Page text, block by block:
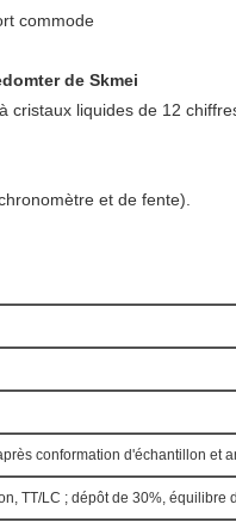
commode
de Skmei
cristaux liquides de 12
et de fente).
conformation d'échantillon et
TT/LC ; dépôt de 30%, équilibre